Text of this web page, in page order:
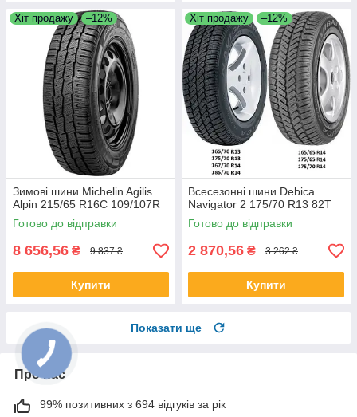
Хіт продажу –12%
Зимові шини Michelin Agilis
Alpin 215/65 R16C 109/107R
Готово до відправки
8 656,56 ₴ 9 837 ₴
Купити
Хіт продажу –12%
Всесезонні шини Debica
Navigator 2 175/70 R13 82T
Готово до відправки
2 870,56 ₴ 3 262 ₴
Купити
Показати ще
Про нас
99% позитивних з 694 відгуків за рік